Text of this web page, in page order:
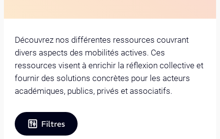
Découvrez nos différentes ressources couvrant
divers aspects des mobilités actives. Ces
ressources visent à enrichir la réflexion collective et
fournir des solutions concrètes pour les acteurs
académiques, publics, privés et associatifs.
Filtres